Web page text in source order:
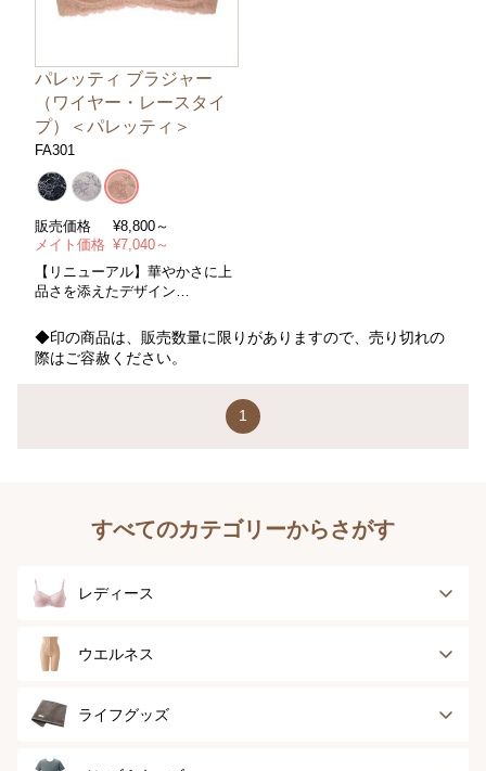
パレッティ ブラジャー
（ワイヤー・レースタイ
プ）＜パレッティ＞
FA301
販売価格 ¥8,800～
メイト価格 ¥7,040～
【リニューアル】華やかさに上
品さを添えたデザイン
トロールパワー/中＊サイズ/Ａ
～Ｇカップ・アンダー６５～９
０cm＊カラー/全３色
◆印の商品は、販売数量に限りがありますので、売り切れの
際はご容赦ください。
1
すべてのカテゴリーからさがす
レディース
ブラジャー
ボディースーツ
ランジェリー
ウエルネス
健康サポート
ライフグッズ